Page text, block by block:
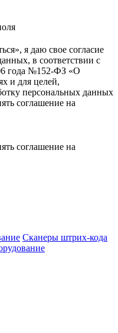
я даю свое согласие
в соответствии с
года №152-ФЗ «О
и для целей,
персональных данных
соглашение на
соглашение на
Сканеры штрих-кода